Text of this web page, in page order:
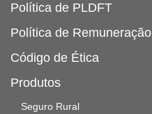
Política de PLDFT
Política de Remuneração
Código de Ética
Produtos
Seguro Rural